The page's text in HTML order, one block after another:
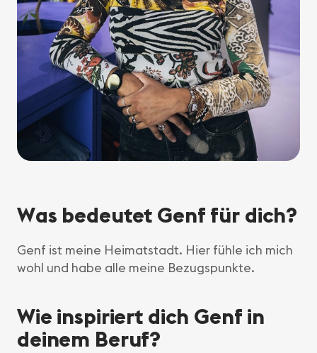
Was bedeutet Genf für dich?
Genf ist meine Heimatstadt. Hier fühle ich mich
wohl und habe alle meine Bezugspunkte.
Wie inspiriert dich Genf in
deinem Beruf?